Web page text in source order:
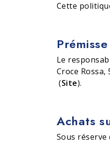
Cette
Prémisse
Le
Croce
(Site).
Achats
Sous